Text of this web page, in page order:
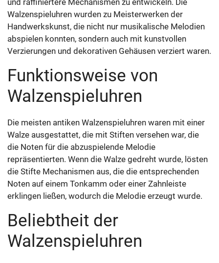
und raffiniertere Mechanismen zu entwickeln. Die
Walzenspieluhren wurden zu Meisterwerken der
Handwerkskunst, die nicht nur musikalische Melodien
abspielen konnten, sondern auch mit kunstvollen
Verzierungen und dekorativen Gehäusen verziert waren.
Funktionsweise von
Walzenspieluhren
Die meisten antiken Walzenspieluhren waren mit einer
Walze ausgestattet, die mit Stiften versehen war, die
die Noten für die abzuspielende Melodie
repräsentierten. Wenn die Walze gedreht wurde, lösten
die Stifte Mechanismen aus, die die entsprechenden
Noten auf einem Tonkamm oder einer Zahnleiste
erklingen ließen, wodurch die Melodie erzeugt wurde.
Beliebtheit der
Walzenspieluhren